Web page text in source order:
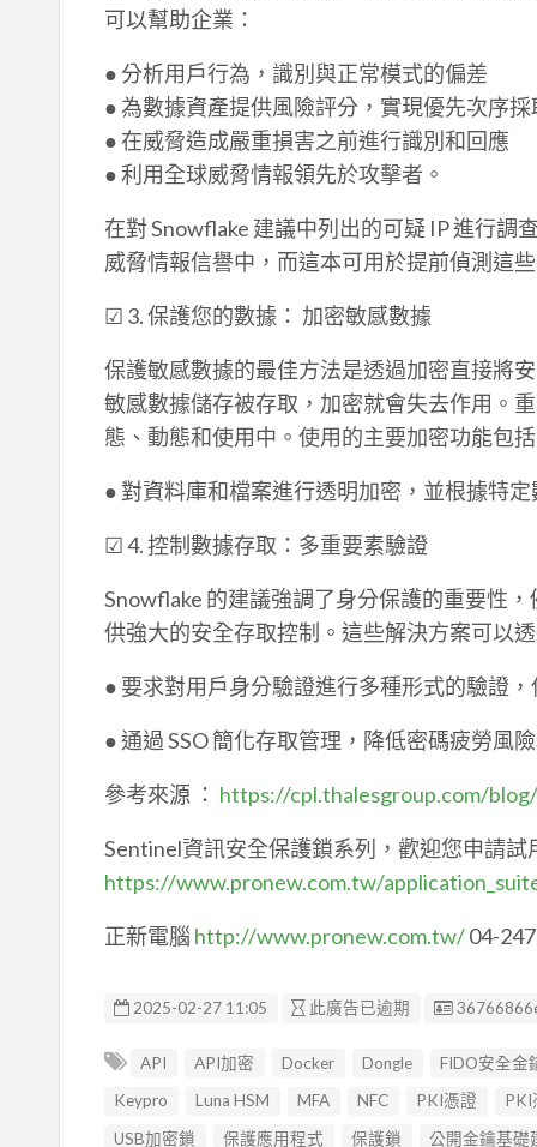
可以幫助企業：
● 分析用戶行為，識別與正常模式的偏差
● 為數據資產提供風險評分，實現優先次序
● 在威脅造成嚴重損害之前進行識別和回應
● 利用全球威脅情報領先於攻擊者。
在對 Snowflake 建議中列出的可疑 IP 進行調
威脅情報信譽中，而這本可用於提前偵測這些
☑ 3. 保護您的數據： 加密敏感數據
保護敏感數據的最佳方法是透過加密直接將
敏感數據儲存被存取，加密就會失去作用。
態、動態和使用中。使用的主要加密功能包括
● 對資料庫和檔案進行透明加密，並根據特
☑ 4. 控制數據存取：多重要素驗證
Snowflake 的建議強調了身分保護的重要性
供強大的安全存取控制。這些解決方案可以
● 要求對用戶身分驗證進行多種形式的驗證
● 通過 SSO 簡化存取管理，降低密碼疲勞風
參考來源 ： https://cpl.thalesgroup.com/
Sentinel資訊安全保護鎖系列，歡迎您申請試
https://www.pronew.com.tw/
正新電腦 http://www.pronew.com.tw/04-
2025-02-27 11:05 此廣告已逾期 廣告编號
API API加密 Docker Dongle FIDO安全金
Keypro
Luna HSM MFA NFC PKI憑證 PKI
USB加密鎖
保護應用程式 保護鎖 公開金鑰基礎